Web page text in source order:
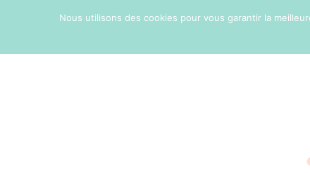
Nous utilisons des cookies pour vous garantir la